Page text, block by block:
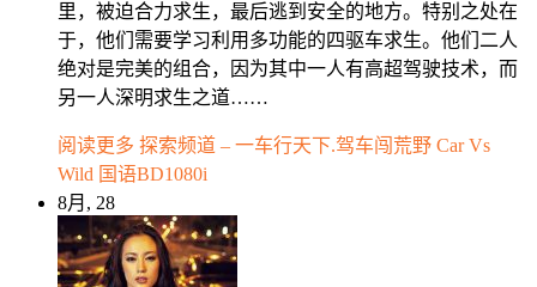
里，被迫合力求生，最后逃到安全的地方。特别之处在
于，他们需要学习利用多功能的四驱车求生。他们二人
绝对是完美的组合，因为其中一人有高超驾驶技术，而
另一人深明求生之道……
阅读更多 探索频道 – 一车行天下.驾车闯荒野 Car Vs
Wild 国语BD1080i
8月, 28